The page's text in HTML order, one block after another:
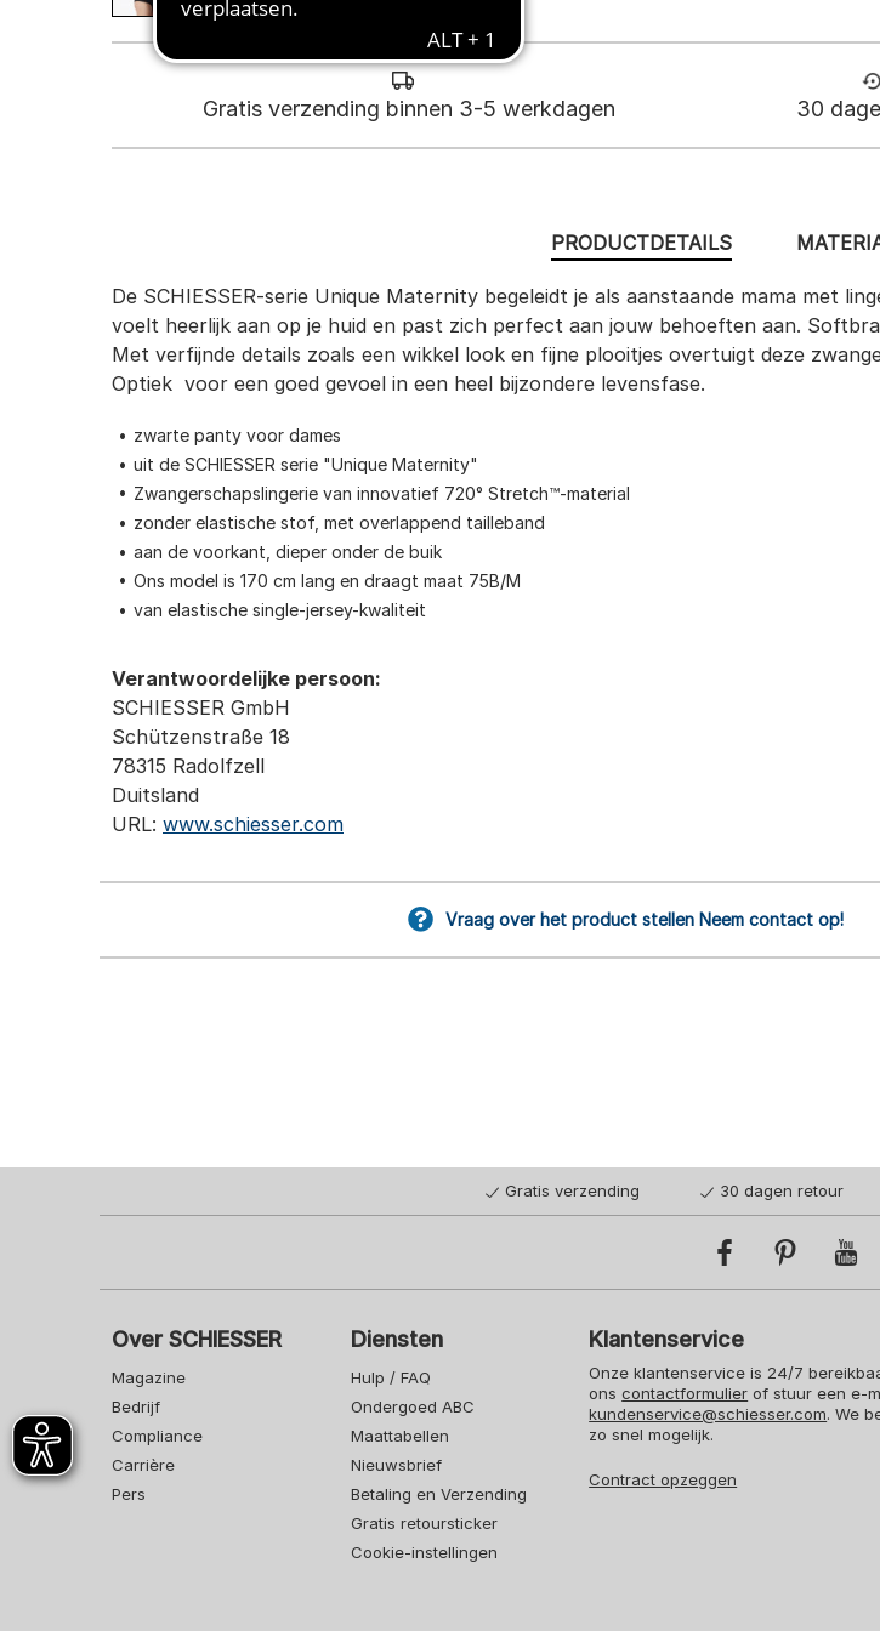
Gratis verzending binnen 3-5 werkdagen 30
PRODUCTDETAILS
De SCHIESSER-serie Unique Maternity begeleidt je als aanstaande mama met
voelt heerlijk aan op je huid en past zich perfect aan jouw behoeften aan.
Met verfijnde details zoals een wikkel look en fijne plooitjes overtuigt deze
Optiek  voor een goed gevoel in een heel bijzondere levensfase.
zwarte panty voor dames
uit de SCHIESSER serie "Unique Maternity"
Zwangerschapslingerie van innovatief 720° Stretch™-material
zonder elastische stof, met overlappend tailleband
aan de voorkant, dieper onder de buik
Ons model is 170 cm lang en draagt maat 75B/M
van elastische single-jersey-kwaliteit
Verantwoordelijke persoon:
SCHIESSER GmbH
Schützenstraße 18
78315 Radolfzell
Duitsland
URL: www.schiesser.com
Vraag over het product stellen Neem contact op!
Gratis verzending 30 dagen retour
Over SCHIESSER
Magazine
Bedrijf
Compliance
Carrière
Pers
Diensten
Hulp / FAQ
Ondergoed ABC
Maattabellen
Nieuwsbrief
Betaling en Verzending
Gratis retoursticker
Cookie-instellingen
Klantenservice
Onze klantenservice is 24/7
onscontactformulier of stuur een e-
kundenservice@schiesser.com. We
zo snel mogelijk.
Contract opzeggen